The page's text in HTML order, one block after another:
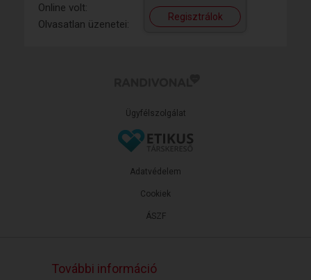
Online volt:
Olvasatlan üzenetei:
Regisztrálok
Ügyfélszolgálat
ÁSZF
Adatvédelem
Cookiek
További információ